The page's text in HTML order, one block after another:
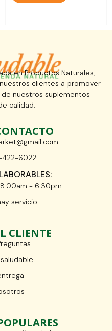
en Productos Naturales,
clientes a promover
nuestros suplementos
calidad.
422-6022
- 6:30pm
servicio
CLIENTE